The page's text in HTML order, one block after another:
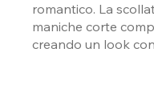
romantico. La
maniche corte
creando un look